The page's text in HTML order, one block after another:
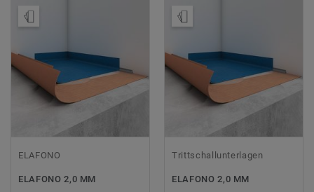
ELAFONO
ELAFONO 2,0 MM
Trittschallunterlagen
ELAFONO 2,0 MM